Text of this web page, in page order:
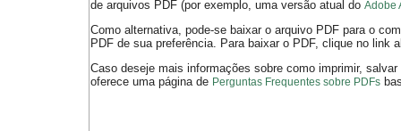
de arquivos PDF (por exemplo, uma versão atual do Adobe
Como alternativa, pode-se baixar o arquivo PDF para o
PDF de sua preferência. Para baixar o PDF, clique no link
Caso deseje mais informações sobre como imprimir,
oferece uma página de Perguntas Frequentes sobre PDFs